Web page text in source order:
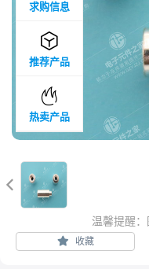

温馨提醒
收藏
求购信息

推荐产品

热卖产品